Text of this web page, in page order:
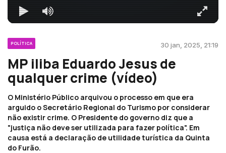
POLÍTICA 30 jan, 2025, 21:19
MP iliba Eduardo Jesus de
qualquer crime (vídeo)
O Ministério Público arquivou o processo em que era
arguido o Secretário Regional do Turismo por considerar
não existir crime. O Presidente do governo diz que a
"justiça não deve ser utilizada para fazer política". Em
causa está a declaração de utilidade turística da Quinta
do Furão.